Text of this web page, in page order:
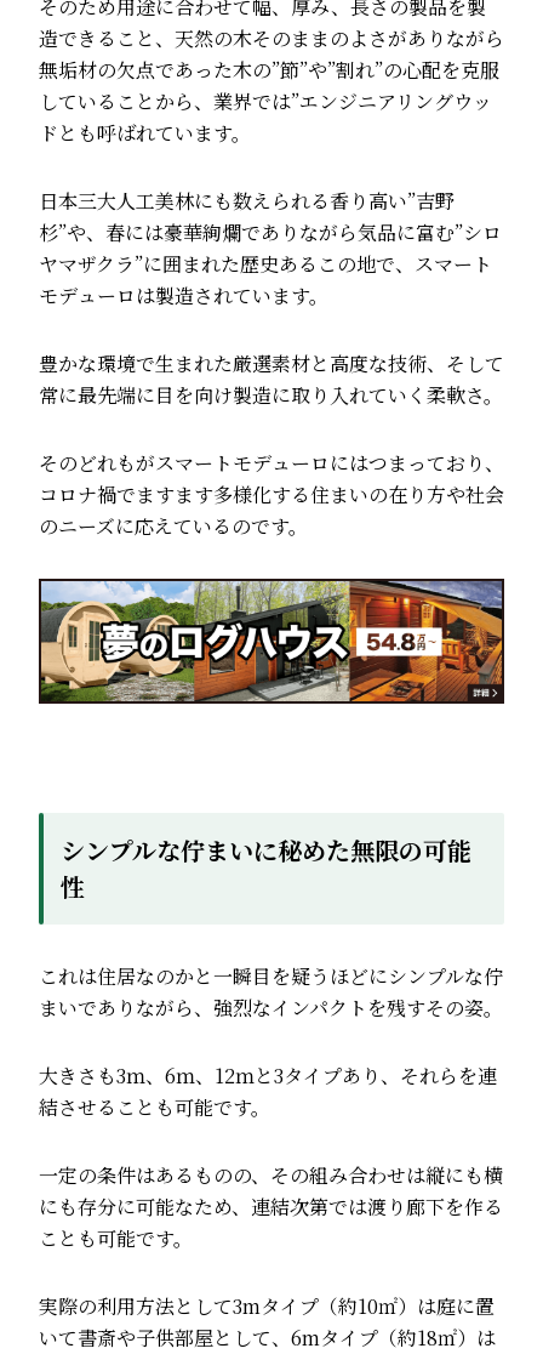
そのため用途に合わせて幅、厚み、長さの製品を製
造できること、天然の木そのままのよさがありながら
無垢材の欠点であった木の”節”や”割れ”の心配を克服
していることから、業界では”エンジニアリングウッ
ドとも呼ばれています。
日本三大人工美林にも数えられる香り高い”吉野
杉”や、春には豪華絢爛でありながら気品に富む”シロ
ヤマザクラ”に囲まれた歴史あるこの地で、スマート
モデューロは製造されています。
豊かな環境で生まれた厳選素材と高度な技術、そして
常に最先端に目を向け製造に取り入れていく柔軟さ。
そのどれもがスマートモデューロにはつまっており、
コロナ禍でますます多様化する住まいの在り方や社会
のニーズに応えているのです。
シンプルな佇まいに秘めた無限の可能
性
これは住居なのかと一瞬目を疑うほどにシンプルな佇
まいでありながら、強烈なインパクトを残すその姿。
大きさも3ｍ、6ｍ、12ｍと3タイプあり、それらを連
結させることも可能です。
一定の条件はあるものの、その組み合わせは縦にも横
にも存分に可能なため、連結次第では渡り廊下を作る
ことも可能です。
実際の利用方法として3mタイプ（約10㎡）は庭に置
いて書斎や子供部屋として、6mタイプ（約18㎡）は